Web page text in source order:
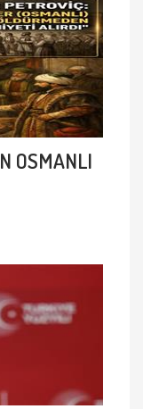
OSMANLI